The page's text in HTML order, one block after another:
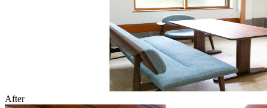
After